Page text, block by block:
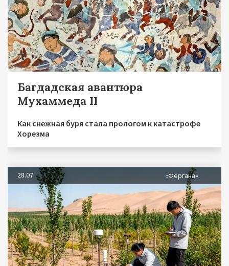
Багдадская авантюра
Мухаммеда II
Как снежная буря стала прологом к катастрофе
Хорезма
28.07 «Фергана»